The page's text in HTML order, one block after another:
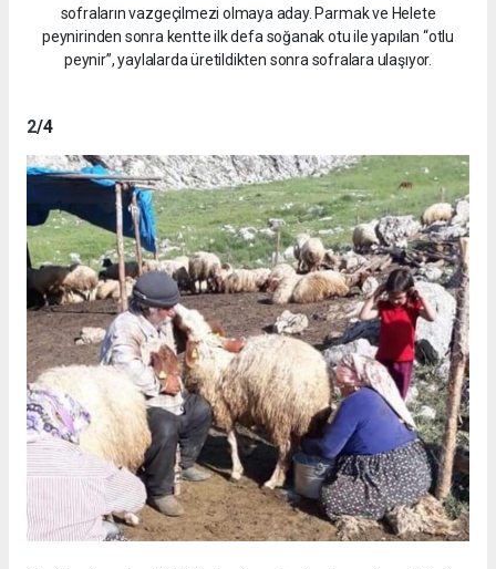
sofraların vazgeçilmezi olmaya aday. Parmak ve Helete
peynirinden sonra kentte ilk defa soğanak otu ile yapılan “otlu
peynir”, yaylalarda üretildikten sonra sofralara ulaşıyor.
2/4